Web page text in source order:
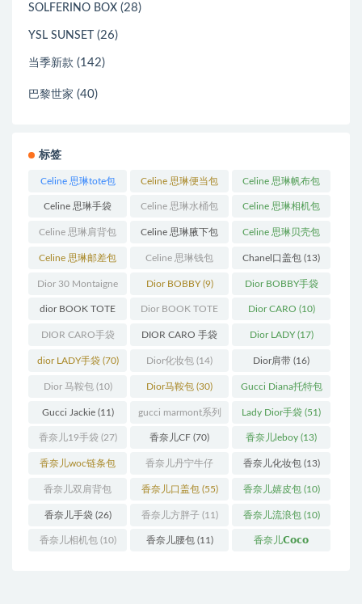
SOLFERINO BOX (28)
YSL SUNSET (26)
当季新款 (142)
巴黎世家 (40)
标签
Celine 思琳tote包
(23)
Celine 思琳便当包
(14)
Celine 思琳帆布包
(18)
Celine 思琳手袋
(250)
Celine 思琳水桶包
(55)
Celine 思琳相机包
(11)
Celine 思琳肩背包
(12)
Celine 思琳腋下包
(10)
Celine 思琳贝壳包
(12)
Celine 思琳邮差包
(13)
Celine 思琳钱包
(10)
Chanel口盖包 (13)
Dior 30 Montaigne
蒙田(31)
Dior BOBBY(9) Dior BOBBY手袋
(26)
dior BOOK TOTE
(12)
Dior BOOK TOTE
手袋(163)
Dior CARO (10)
DIOR CARO手袋
(11)
DIOR CARO 手袋
(31)
Dior LADY(17)
dior LADY手袋(70) Dior化妆包 (14) Dior肩带 (16)
Dior 马鞍包(10) Dior马鞍包 (30) Gucci Diana托特包
(11)
Gucci Jackie(11) gucci marmont系列
(19)
Lady Dior手袋 (51)
香奈儿19手袋 (27) 香奈儿CF (70) 香奈儿leboy (13)
香奈儿woc链条包
(11)
香奈儿丹宁牛仔
(12)
香奈儿化妆包(13)
香奈儿双肩背包
(13)
香奈儿口盖包(55) 香奈儿嬉皮包(10)
香奈儿手袋(26) 香奈儿方胖子(11) 香奈儿流浪包(10)
香奈儿相机包(10) 香奈儿腰包(11) 香奈儿𝗖𝗼𝗰𝗼